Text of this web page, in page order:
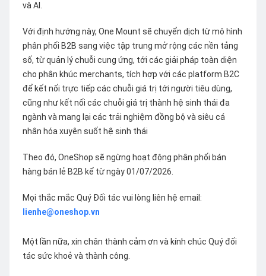
và AI.
Với định hướng này, One Mount sẽ chuyển dịch từ mô hình
phân phối B2B sang việc tập trung mở rộng các nền tảng
số, từ quản lý chuỗi cung ứng, tới các giải pháp toàn diện
cho phân khúc merchants, tích hợp với các platform B2C
để kết nối trực tiếp các chuỗi giá trị tới người tiêu dùng,
cũng như kết nối các chuỗi giá trị thành hệ sinh thái đa
ngành và mang lại các trải nghiệm đồng bộ và siêu cá
nhân hóa xuyên suốt hệ sinh thái
Theo đó, OneShop sẽ ngừng hoạt động phân phối bán
hàng bán lẻ B2B kể từ ngày 01/07/2026.
Mọi thắc mắc Quý Đối tác vui lòng liên hệ email:
lienhe@oneshop.vn
Một lần nữa, xin chân thành cảm ơn và kính chúc Quý đối
tác sức khoẻ và thành công.